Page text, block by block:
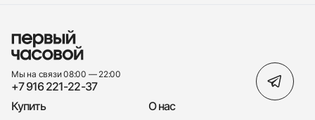
Мы на связи 08:00 — 22:00
+7 916 221-22-37
Купить
О нас